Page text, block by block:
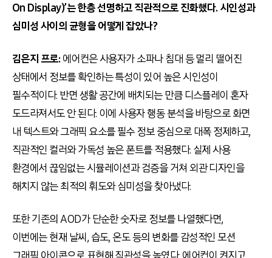
On Display)’는 한층 선명하고 직관적으로 진화했다. 시인성과
심미성 사이의 균형을 어떻게 잡았나?
김은지 프로:에어컨은 사용자가 소파나 침대 등 멀리 떨어진
상태에서 정보를 확인하는 특성이 있어 높은 시인성이
필수적이다. 반면 생활 공간에 배치되는 만큼 디스플레이 혼자
도드라져서도 안 된다. 이에 사용자 행동 분석을 바탕으로 화면
내 텍스트와 그래픽 요소를 필수 정보 중심으로 대폭 정제하고,
직관적인 컬러와 가독성 높은 폰트를 적용했다. 실제 사용
환경에서 끊임없는 시뮬레이션과 검증을 거쳐 외관 디자인을
해치지 않는 최적의 휘도와 심미성을 찾아냈다.
또한 기존의 AOD가 단순한 숫자로 정보를 나열했다면,
이번에는 현재 날씨, 습도, 온도 등의 변화를 감성적인 모션
그래픽 아이콘으로 표현해 직관성을 높였다. 에어컨이 켜지고